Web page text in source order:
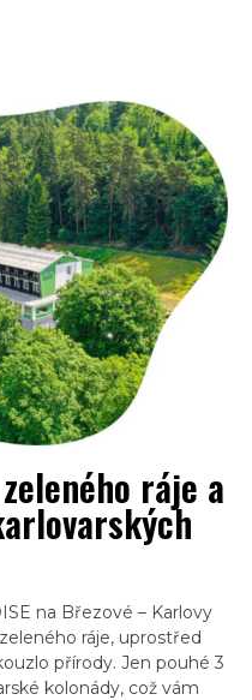
ráje a
na Březové – Karlovy
ráje, uprostřed
přírody. Jen pouhé 3
kolonády, což vám